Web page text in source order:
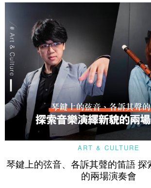
ART & CULTURE
琴鍵上的弦音、各訴其聲的笛語 探
的兩場演奏會